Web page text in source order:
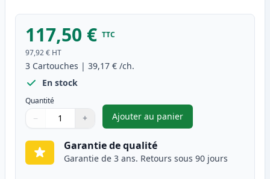
117,50 € TTC
97,92 € HT
3 Cartouches | 39,17 € /ch.
En stock
Quantité
Quantité
Utilisez les boutons pour ajuster
− +
Quantité
Ajouter au panier
,Pack de 3 Brother TN2120
Garantie de qualité
Garantie de 3 ans. Retours sous 90 jours